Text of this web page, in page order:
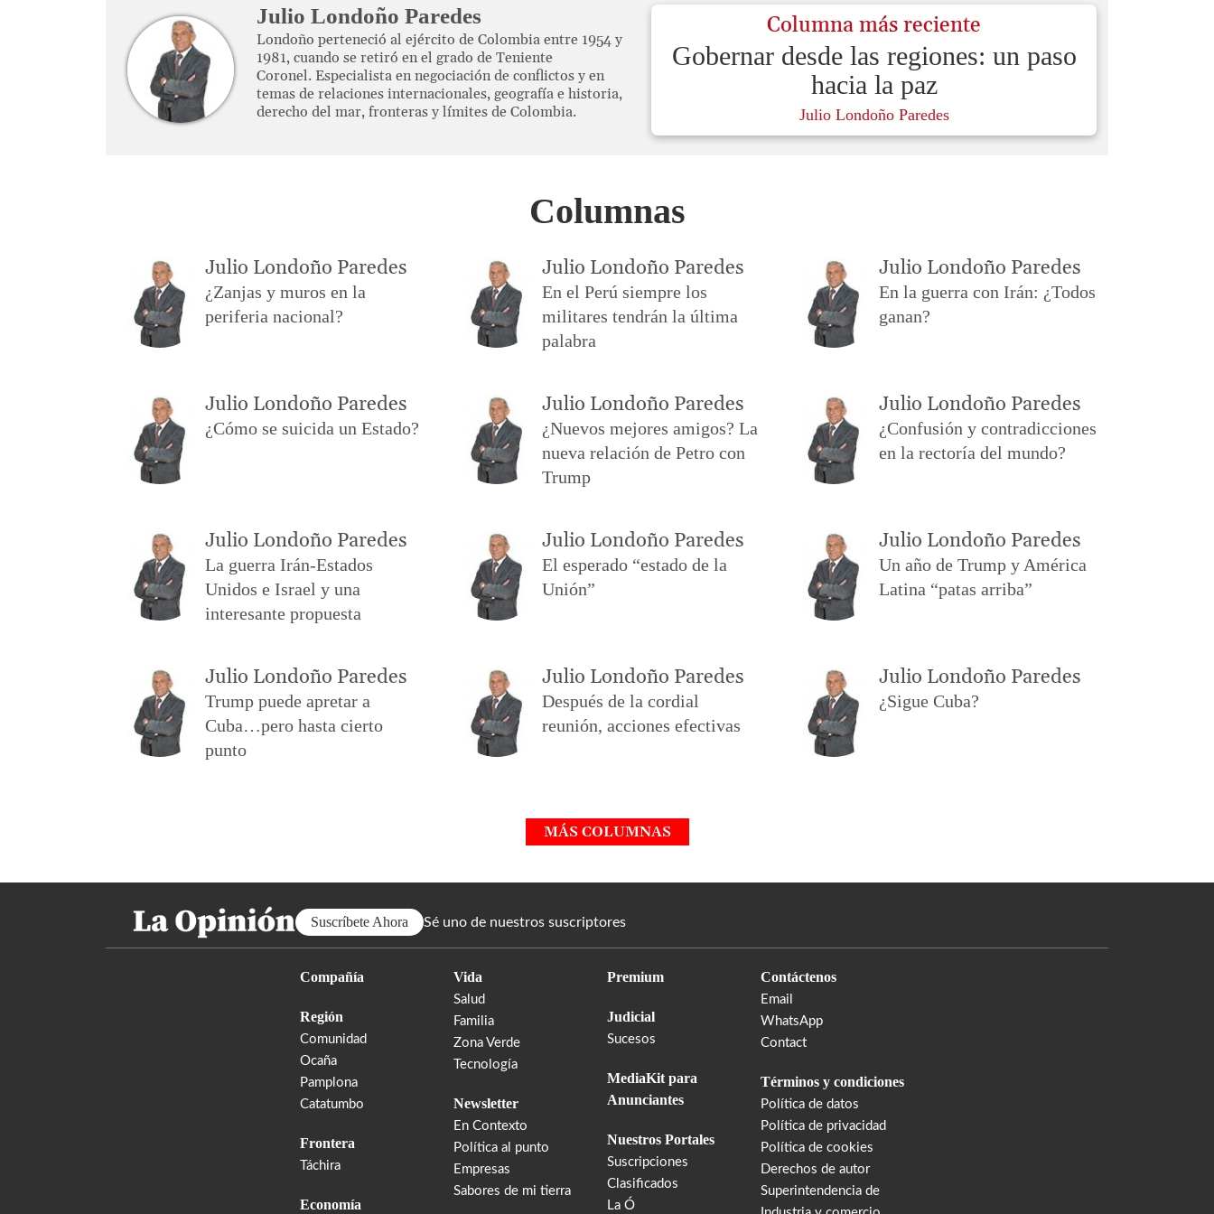
Columna más reciente
Gobernar desde las regiones: un paso
hacia la paz
Julio Londoño Paredes
Julio Londoño Paredes
Londoño perteneció al ejército de Colombia entre 1954 y
1981, cuando se retiró en el grado de Teniente
Coronel. Especialista en negociación de conflictos y en
temas de relaciones internacionales, geografía e historia,
derecho del mar, fronteras y límites de Colombia.
Columnas
Julio Londoño Paredes
¿Zanjas y muros en la
periferia nacional?
Julio Londoño Paredes
En el Perú siempre los
militares tendrán la última
palabra
Julio Londoño Paredes
En la guerra con Irán: ¿Todos
ganan?
Julio Londoño Paredes
¿Cómo se suicida un Estado?
Julio Londoño Paredes
¿Nuevos mejores amigos? La
nueva relación de Petro con
Trump
Julio Londoño Paredes
¿Confusión y contradicciones
en la rectoría del mundo?
Julio Londoño Paredes
La guerra Irán-Estados
Unidos e Israel y una
interesante propuesta
Julio Londoño Paredes
El esperado “estado de la
Unión”
Julio Londoño Paredes
Un año de Trump y América
Latina “patas arriba”
Julio Londoño Paredes
Trump puede apretar a
Cuba…pero hasta cierto
punto
Julio Londoño Paredes
Después de la cordial
reunión, acciones efectivas
Julio Londoño Paredes
¿Sigue Cuba?
MÁS COLUMNAS
Suscríbete Ahora Sé uno de nuestros suscriptores
Compañía
Región
Comunidad
Ocaña
Pamplona
Catatumbo
Frontera
Táchira
Economía
Vida
Salud
Familia
Zona Verde
Tecnología
Newsletter
En Contexto
Política al punto
Empresas
Sabores de mi tierra
Premium
Judicial
Sucesos
MediaKit para
Anunciantes
Nuestros Portales
Suscripciones
Clasificados
La Ó
Contáctenos
Email
WhatsApp
Contact
Términos y condiciones
Política de datos
Política de privacidad
Política de cookies
Derechos de autor
Superintendencia de